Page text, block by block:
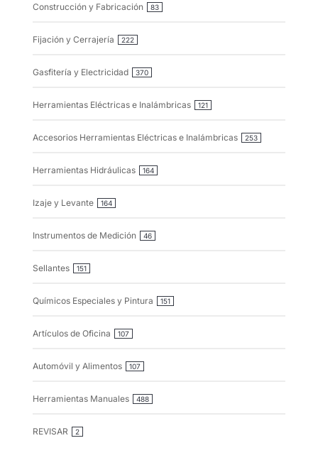
Construcción y Fabricación 83
Fijación y Cerrajería 222
Gasfitería y Electricidad 370
Herramientas Eléctricas e Inalámbricas 121
Accesorios Herramientas Eléctricas e Inalámbricas 253
Herramientas Hidráulicas 164
Izaje y Levante 164
Instrumentos de Medición 46
Sellantes 151
Químicos Especiales y Pintura 151
Artículos de Oficina 107
Automóvil y Alimentos 107
Herramientas Manuales 488
REVISAR 2